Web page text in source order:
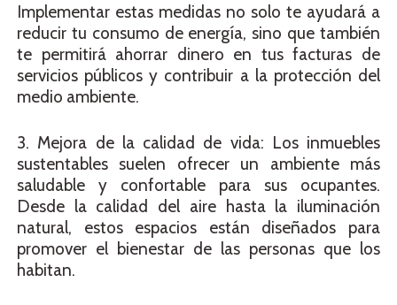
Implementar estas medidas no solo te ayudará a
reducir tu consumo de energía, sino que también
te permitirá ahorrar dinero en tus facturas de
servicios públicos y contribuir a la protección del
medio ambiente.
3. Mejora de la calidad de vida: Los inmuebles
sustentables suelen ofrecer un ambiente más
saludable y confortable para sus ocupantes.
Desde la calidad del aire hasta la iluminación
natural, estos espacios están diseñados para
promover el bienestar de las personas que los
habitan.